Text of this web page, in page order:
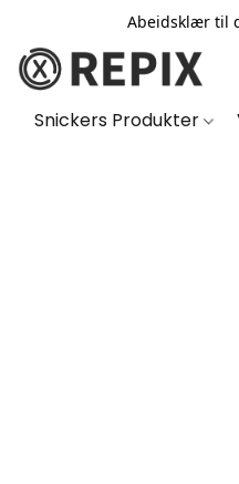
Abeidsklær til
Snickers Produkter